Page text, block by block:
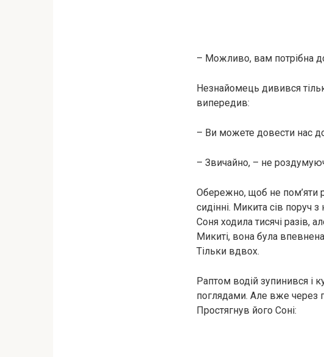
– Можливо, вам потрібна
Незнайомець дивився
випередив:
– Ви можете довести нас
– Звичайно, – не
Обережно, щоб не пом’яти
сидінні. Микита сів поруч
Соня ходила тисячі разів,
Микиті, вона була
Тільки вдвох.
Раптом водій зупинився і
поглядами. Але вже через
Простягнув його Соні: